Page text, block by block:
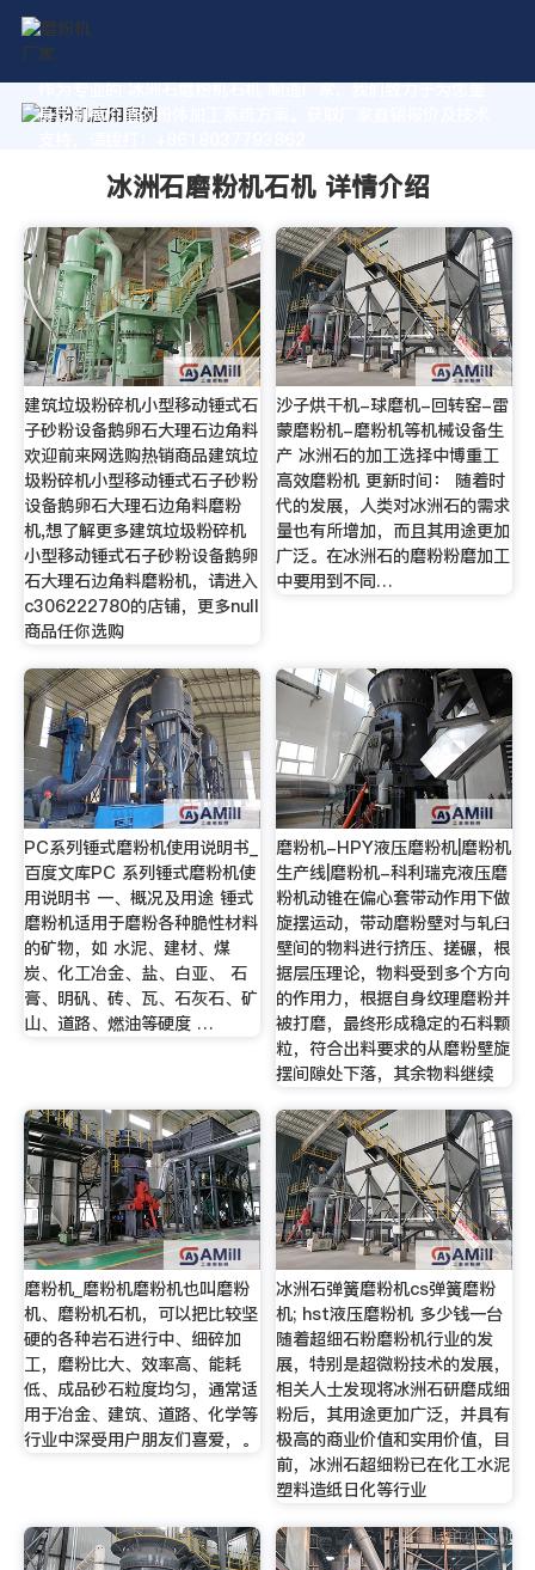
作为专业的 冰洲石磨粉机石机 制造厂家，我们致力于为您量
身定制高价值的粉体加工系统方案。获取厂家直销报价及技术
冰洲石磨粉机石机 详情介绍
建筑垃圾粉碎机小型移动锤式石
子砂粉设备鹅卵石大理石边角料
欢迎前来网选购热销商品建筑垃
圾粉碎机小型移动锤式石子砂粉
设备鹅卵石大理石边角料磨粉
机,想了解更多建筑垃圾粉碎机
小型移动锤式石子砂粉设备鹅卵
石大理石边角料磨粉机，请进入
c306222780的店铺，更多null
商品任你选购
沙子烘干机-球磨机-回转窑-雷
蒙磨粉机-磨粉机等机械设备生
产 冰洲石的加工选择中博重工
高效磨粉机 更新时间： 随着时
代的发展，人类对冰洲石的需求
量也有所增加，而且其用途更加
广泛。在冰洲石的磨粉粉磨加工
中要用到不同…
PC系列锤式磨粉机使用说明书_
百度文库PC 系列锤式磨粉机使
用说明书 一、概况及用途 锤式
磨粉机适用于磨粉各种脆性材料
的矿物，如 水泥、建材、煤
炭、化工冶金、盐、白亚、 石
膏、明矾、砖、瓦、石灰石、矿
山、道路、燃油等硬度 …
磨粉机-HPY液压磨粉机|磨粉机
生产线|磨粉机-科利瑞克液压磨
粉机动锥在偏心套带动作用下做
旋摆运动，带动磨粉壁对与轧臼
壁间的物料进行挤压、搓碾，根
据层压理论，物料受到多个方向
的作用力，根据自身纹理磨粉并
被打磨，最终形成稳定的石料颗
粒，符合出料要求的从磨粉壁旋
摆间隙处下落，其余物料继续
磨粉机_磨粉机磨粉机也叫磨粉
机、磨粉机石机，可以把比较坚
硬的各种岩石进行中、细碎加
工，磨粉比大、效率高、能耗
低、成品砂石粒度均匀，通常适
用于冶金、建筑、道路、化学等
行业中深受用户朋友们喜爱，。
冰洲石弹簧磨粉机cs弹簧磨粉
机; hst液压磨粉机 多少钱一台
随着超细石粉磨粉机行业的发
展，特别是超微粉技术的发展，
相关人士发现将冰洲石研磨成细
粉后，其用途更加广泛，并具有
极高的商业价值和实用价值，目
前，冰洲石超细粉已在化工水泥
塑料造纸日化等行业